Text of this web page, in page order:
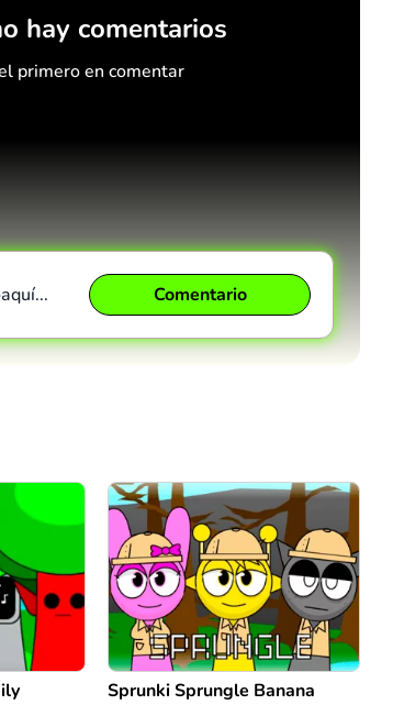
hay comentarios
primero en comentar
aquí... Comentario
Comentario
Sprunki Sprungle Banana